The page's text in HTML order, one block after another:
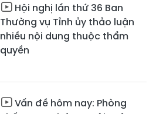
Hội nghị lần thứ 36 Ban
Thường vụ Tỉnh ủy thảo luận
nhiều nội dung thuộc thẩm
quyền
Vấn đề hôm nay: Phòng